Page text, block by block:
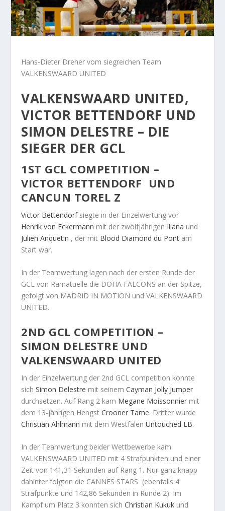
Hans-Dieter Dreher vom siegreichen Team
VALKENSWAARD UNITED
VALKENSWAARD UNITED,
VICTOR BETTENDORF UND
SIMON DELESTRE – DIE
SIEGER DER GCL
1ST GCL COMPETITION –
VICTOR BETTENDORF UND
CANCUN TOREL Z
Victor Bettendorfsiegte in der Einzelwertung vor
Henrik von Eckermann mit der zwölfjährigen Iliana und
Julien Anquetin , der mit Blood Diamond du Pont am
Start war.
In der Teamwertung lagen nach der ersten Runde der
GCL von Ramatuelle die DOHA FALCONS an der Spitze,
gefolgt von MADRID IN MOTION und VALKENSWAARD
UNITED.
2ND GCL COMPETITION –
SIMON DELESTRE UND
VALKENSWAARD UNITED
In der Einzelwertung der 2nd GCL competition konnte
sichSimon Delestre mit seinemCayman Jolly Jumper
durchsetzen. Auf Rang 2 kam Megane Moissonnier mit
dem 13-jährigen HengstCrooner Tame. Dritter wurde
Christian Ahlmann mit dem WestfalenUntouched LB.
In der Teamwertung beider Wettbewerbe kam
VALKENSWAARD UNITED mit 4 Strafpunkten und einer
Zeit von 141,31 Sekunden auf Rang 1. Nur ganz knapp
dahinter folgten die CANNES STARS (ebenfalls 4
Strafpunkte und 142,86 Sekunden in Runde 2). Im
Kampf um Platz 3 konnten sichChristian Kukuk und